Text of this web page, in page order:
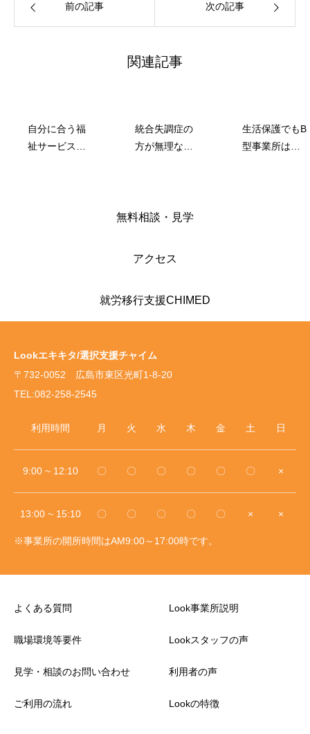
前の記事 次の記事
関連記事
自分に合う福
祉サービスの
統合失調症の
方が無理なく
生活保護でもB
型事業所は利
無料相談・見学
アクセス
就労移行支援CHIMED
Lookエキキタ/選択支援チャイム
〒732-0052 広島市東区光町1-8-20
TEL:082-258-2545
利用時間 月 火 水 木 金 土 日
9:00 ~ 12:10 〇 〇 〇 〇 〇 〇 ×
13:00 ~ 15:10 〇 〇 〇 〇 〇 × ×
※事業所の開所時間はAM9:00～17:00時です。
よくある質問
職場環境等要件
見学・相談のお問い合わせ
ご利用の流れ
Look事業所説明
Lookスタッフの声
利用者の声
Lookの特徴